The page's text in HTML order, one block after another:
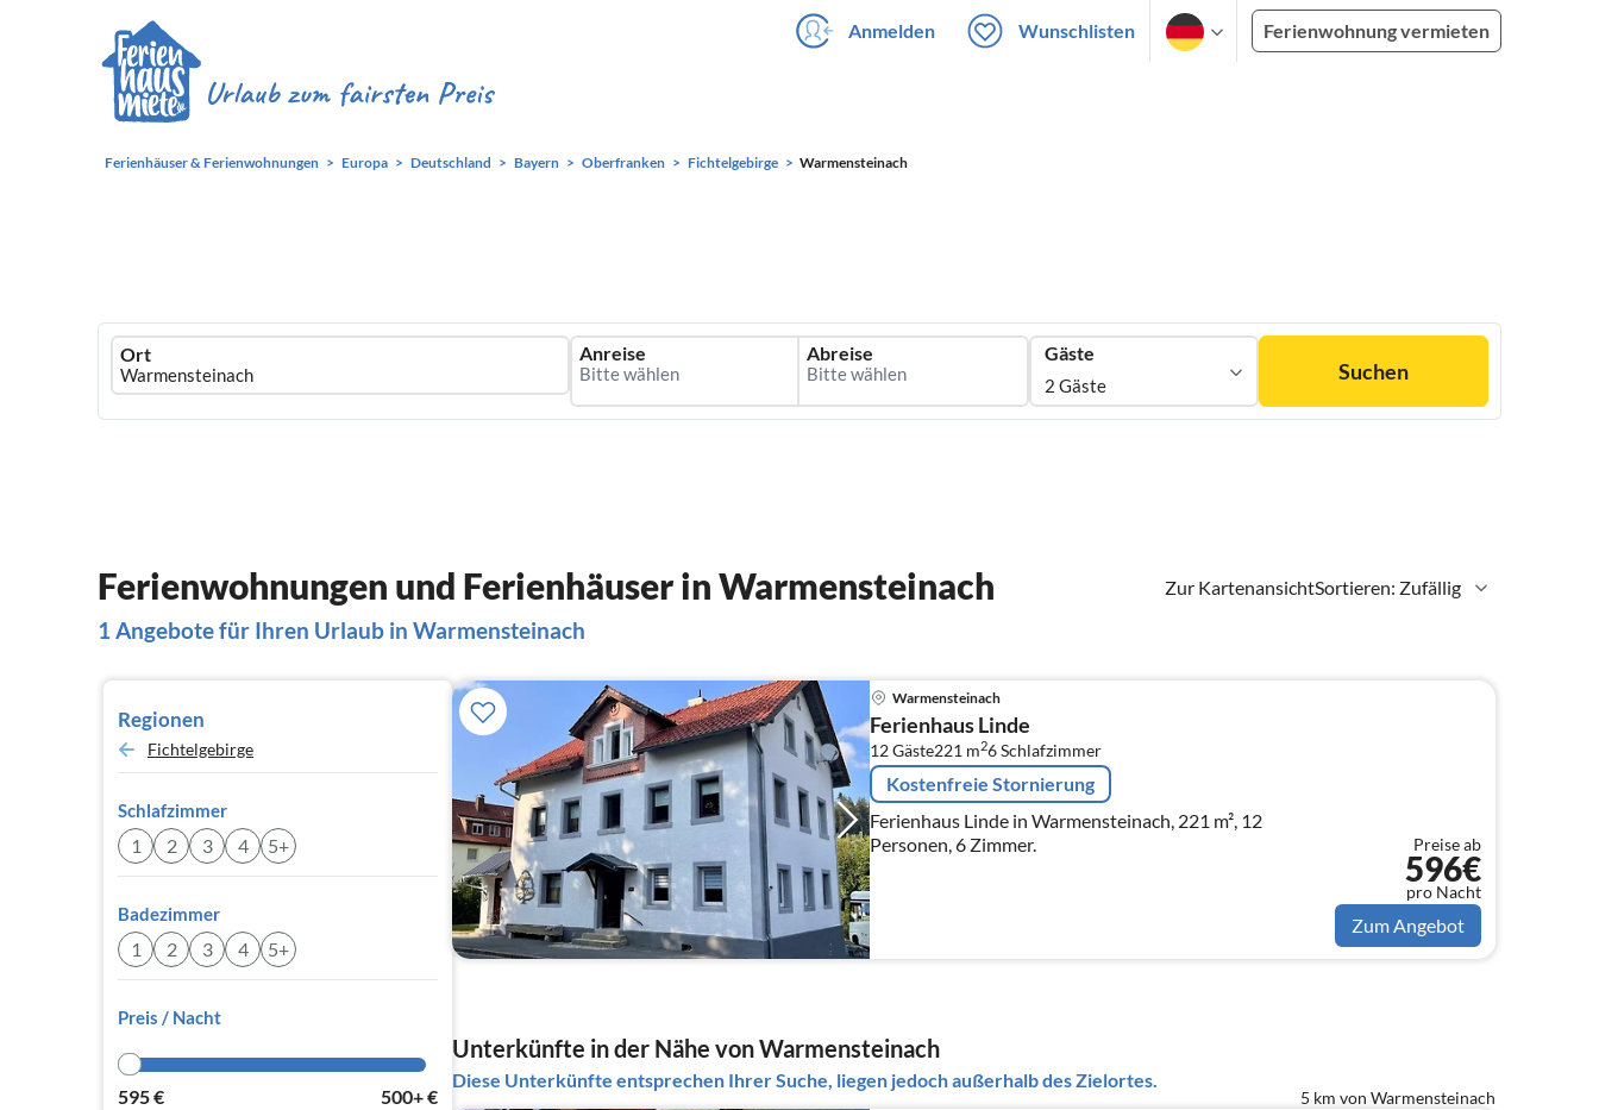
Anmelden Wunschlisten Ferienwohnung vermieten
Ferienhäuser & Ferienwohnungen Europa Deutschland Bayern Oberfranken Fichtelgebirge Warmensteinach
Ferienhausmiete
logo
Ort Anreise Abreise Gäste
2 Gäste
Suchen
Zur KartenansichtSortieren: Zufällig
Ferienwohnungen und Ferienhäuser in Warmensteinach
1 Angebote für Ihren Urlaub in Warmensteinach
Regionen
Fichtelgebirge
Schlafzimmer
1 2 3 4 5+
Badezimmer
1 2 3 4 5+
Preis / Nacht
595€ 500+€
Warmensteinach
Ferienhaus Linde
12 Gäste221 m26Schlafzimmer
Kostenfreie Stornierung
Ferienhaus Linde in Warmensteinach, 221 m², 12
Personen, 6 Zimmer.
Preise ab
596€
pro Nacht
Zum Angebot
Unterkünfte in der Nähe von Warmensteinach
Diese Unterkünfte entsprechen Ihrer Suche, liegen jedoch außerhalb des Zielortes.
5 km von Warmensteinach